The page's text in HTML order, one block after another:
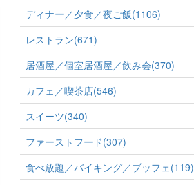
ディナー／夕食／夜ご飯(1106)
レストラン(671)
居酒屋／個室居酒屋／飲み会(370)
カフェ／喫茶店(546)
スイーツ(340)
ファーストフード(307)
食べ放題／バイキング／ブッフェ(119)